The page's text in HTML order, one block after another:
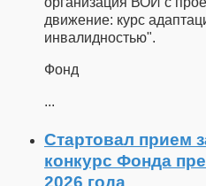
движение: курс
инвалидностью".
Фонд
...
Стартовал прием
конкурс Фонда